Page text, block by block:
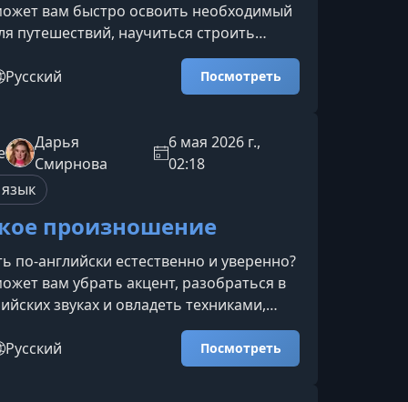
вам быстро освоить необходимый
путешествий, научиться строить
понимать собеседника и свободно
туристических ситуациях — от
ресторана.Что вы узнаете на
нужный английский, который
в любой поездке.Базовые фразы и
просты
Русский Посмотреть
Дарья
Смирнова
6 мая 2026 г.,
02:18
произношение
по‑английски естественно и уверенно?
вам убрать акцент, разобраться в
звуках и овладеть техниками,
носители языка.Что вы узнаете и
и американское
чем отличаются британский и
Русский Посмотреть